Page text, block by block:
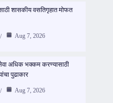
शासकीय वसतिगृहात मोफत
Aug 7, 2026
अधिक भक्कम करण्यासाठी
पुढाकार
Aug 7, 2026